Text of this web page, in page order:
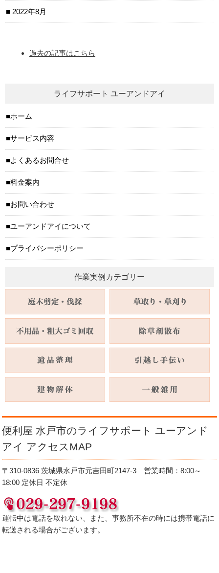
2022年8月
過去の記事はこちら
ライフサポート ユーアンドアイ
ホーム
サービス内容
よくあるお問合せ
料金案内
お問い合わせ
ユーアンドアイについて
プライバシーポリシー
作業実例カテゴリー
便利屋 水戸市のライフサポート ユーアンド
アイ アクセスMAP
〒310-0836 茨城県水戸市元吉田町2147-3 営業時間：8:00～
18:00 定休日 不定休
運転中は電話を取れない、また、事務所不在の時には携帯電話に
転送される場合がございます。